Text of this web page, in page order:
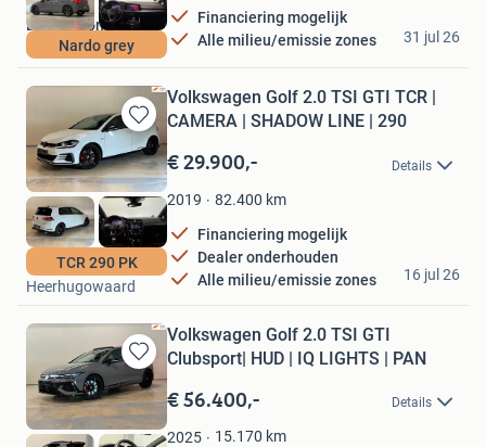
Nardo grey
Financiering mogelijk
Alle milieu/emissie zones
Luxo Automotive
Heerhugowaard
31 jul 26
Bewaren
in
Mijn
Favorieten
TCR 290 PK
Volkswagen Golf 2.0 TSI GTI TCR |
CAMERA | SHADOW LINE | 290
€ 29.900,- Details
2019 82.400 km
Financiering mogelijk
Dealer onderhouden
Alle milieu/emissie zones
Luxo Automotive
Heerhugowaard
16 jul 26
Bewaren
in
Mijn
Favorieten
Volkswagen Golf 2.0 TSI GTI
Clubsport| HUD | IQ LIGHTS | PAN
€ 56.400,- Details
2025 15.170 km